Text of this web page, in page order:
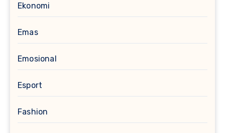
Ekonomi
Emas
Emosional
Esport
Fashion